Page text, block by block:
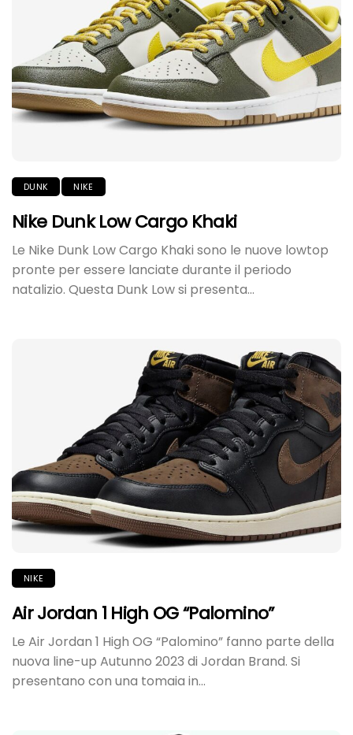
DUNK NIKE
Nike Dunk Low Cargo Khaki
Le Nike Dunk Low Cargo Khaki sono le nuove lowtop
pronte per essere lanciate durante il periodo
natalizio. Questa Dunk Low si presenta...
NIKE
Air Jordan 1 High OG “Palomino”
Le Air Jordan 1 High OG “Palomino” fanno parte della
nuova line-up Autunno 2023 di Jordan Brand. Si
presentano con una tomaia in...